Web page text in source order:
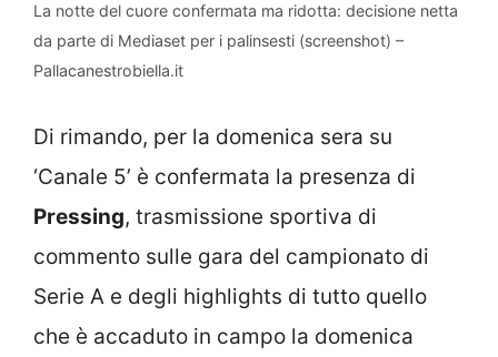
La notte del cuore confermata ma ridotta: decisione netta
da parte di Mediaset per i palinsesti (screenshot) –
Pallacanestrobiella.it
Di rimando, per la domenica sera su
‘Canale 5’ è confermata la presenza di
Pressing, trasmissione sportiva di
commento sulle gara del campionato di
Serie A e degli highlights di tutto quello
che è accaduto in campo la domenica